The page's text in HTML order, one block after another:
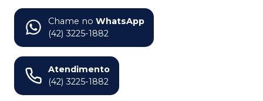
Chame no WhatsApp
(42) 3225-1882
Atendimento
(42) 3225-1882